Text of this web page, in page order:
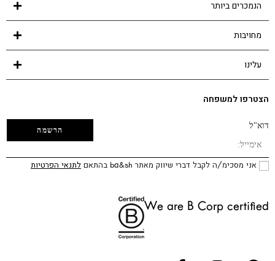
הנמכרים ביותר
מחויבות
עלינו
הצטרפו למשפחה
דוא"ל
אני מסכימ/ה לקבל דברי שיווק מאתר ba&sh בהתאם לתנאי הפרטיות
We are B Corp certified